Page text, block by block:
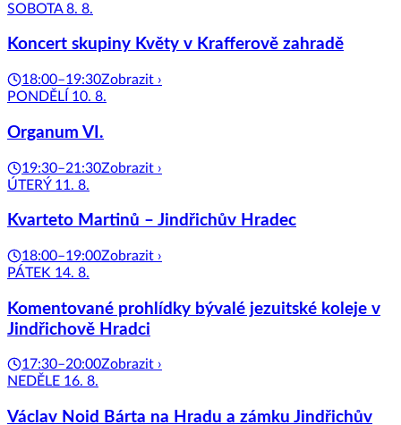
SOBOTA 8. 8.
Koncert skupiny Květy v Krafferově zahradě
18:00–19:30Zobrazit ›
PONDĚLÍ 10. 8.
Organum VI.
19:30–21:30Zobrazit ›
ÚTERÝ 11. 8.
Kvarteto Martinů – Jindřichův Hradec
18:00–19:00Zobrazit ›
PÁTEK 14. 8.
Komentované prohlídky bývalé jezuitské koleje v
Jindřichově Hradci
17:30–20:00Zobrazit ›
NEDĚLE 16. 8.
Václav Noid Bárta na Hradu a zámku Jindřichův